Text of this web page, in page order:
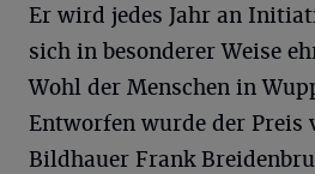
Er wird jedes Jahr an
sich in besonderer Weise
Wohl der Menschen in
Entworfen wurde der Preis
Bildhauer Frank